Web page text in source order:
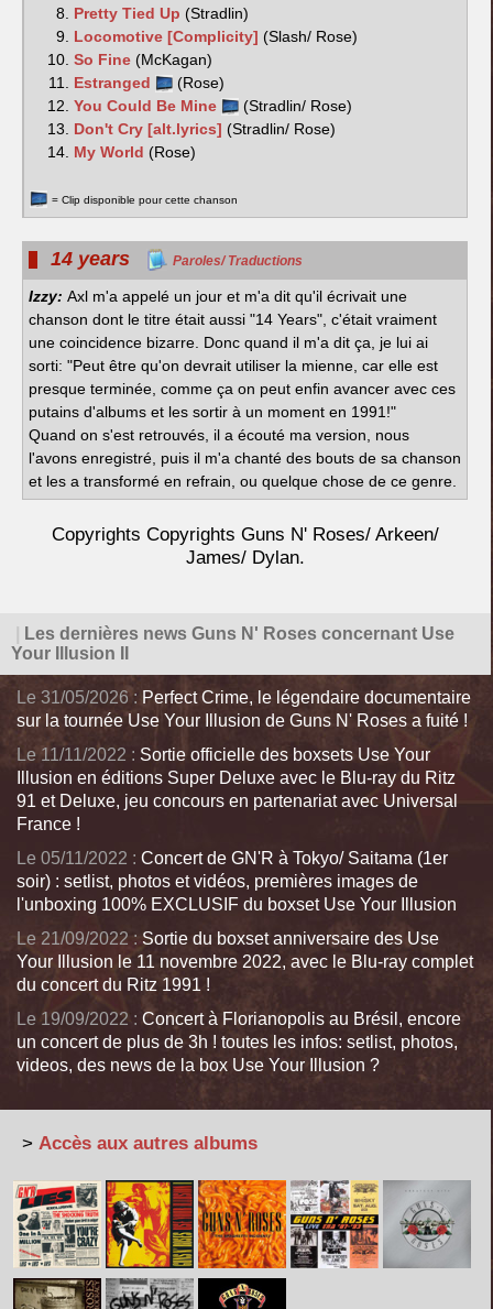
Pretty Tied Up(Stradlin)
Locomotive [Complicity](Slash/ Rose)
So Fine(McKagan)
Estranged
(Rose)
You Could Be Mine
(Stradlin/ Rose)
Don't Cry [alt.lyrics](Stradlin/ Rose)
My World(Rose)
= Clip disponible pour cette chanson
14 years Paroles/ Traductions
Izzy:Axl m'a appelé un jour et m'a dit qu'il écrivait une
chanson dont le titre était aussi "14 Years", c'était vraiment
une coincidence bizarre. Donc quand il m'a dit ça, je lui ai
sorti: "Peut être qu'on devrait utiliser la mienne, car elle est
presque terminée, comme ça on peut enfin avancer avec ces
putains d'albums et les sortir à un moment en 1991!"
Quand on s'est retrouvés, il a écouté ma version, nous
l'avons enregistré, puis il m'a chanté des bouts de sa chanson
et les a transformé en refrain, ou quelque chose de ce genre.
Copyrights Copyrights Guns N' Roses/ Arkeen/
James/ Dylan.
Les dernières news Guns N' Roses concernant Use
Your Illusion II
Le 31/05/2026 : Perfect Crime, le légendaire documentaire
sur la tournée Use Your Illusion de Guns N' Roses a fuité !
Le 11/11/2022 : Sortie officielle des boxsets Use Your
Illusion en éditions Super Deluxe avec le Blu-ray du Ritz
91 et Deluxe, jeu concours en partenariat avec Universal
France !
Le 05/11/2022 : Concert de GN'R à Tokyo/ Saitama (1er
soir) : setlist, photos et vidéos, premières images de
l'unboxing 100% EXCLUSIF du boxset Use Your Illusion
Le 21/09/2022 : Sortie du boxset anniversaire des Use
Your Illusion le 11 novembre 2022, avec le Blu-ray complet
du concert du Ritz 1991 !
Le 19/09/2022 : Concert à Florianopolis au Brésil, encore
un concert de plus de 3h ! toutes les infos: setlist, photos,
videos, des news de la box Use Your Illusion ?
> Accès aux autres albums